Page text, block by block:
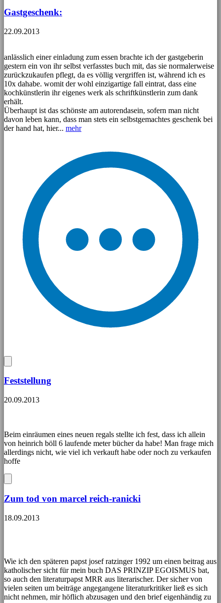
Gastgeschenk:
22.09.2013
anlässlich einer einladung zum essen brachte ich der gastgeberin
gestern ein von ihr selbst verfasstes buch mit, das sie normalerweise
zurückzukaufen pflegt, da es völlig vergriffen ist, während ich es
10x dahabe. womit der wohl einzigartige fall eintrat, dass eine
kochkünstlerin ihr eigenes werk als schriftkünstlerin zum dank
erhält.
Überhaupt ist das schönste am autorendasein, sofern man nicht
davon leben kann, dass man stets ein selbstgemachtes geschenk bei
der hand hat, hier... mehr
Feststellung
20.09.2013
Beim einräumen eines neuen regals stellte ich fest, dass ich allein
von heinrich böll 6 laufende meter bücher da habe! Man frage mich
allerdings nicht, wie viel ich verkauft habe oder noch zu verkaufen
hoffe
Zum tod von marcel reich-ranicki
18.09.2013
Wie ich den späteren papst josef ratzinger 1992 um einen beitrag aus
katholischer sicht für mein buch DAS PRINZIP EGOISMUS bat,
so auch den literaturpapst MRR aus literarischer. Der sicher von
vielen seiten um beiträge angegangene literaturkritiker ließ es sich
nicht nehmen, mir höflich abzusagen und den brief eigenhändig zu